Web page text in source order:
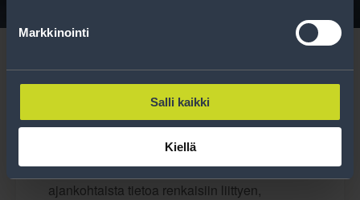
Markkinointi
Salli kaikki
Kiellä
Tilaa uutiskirje
Uutiskirjeessä saat autonomistajan
ajankohtaista tietoa renkaisiin liittyen,